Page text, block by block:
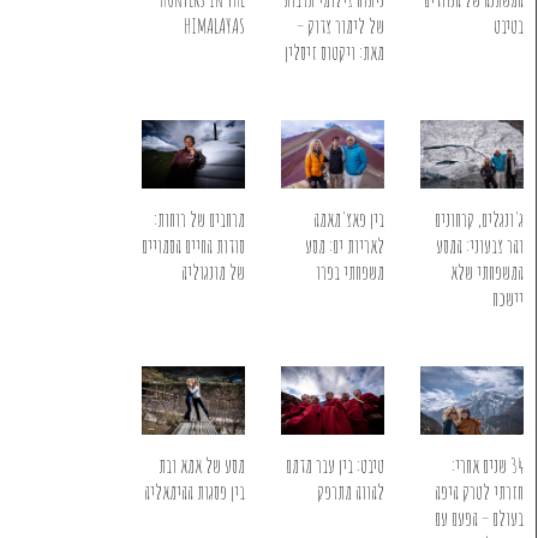
בטיבט
של לימור צדוק –
מאת: ויקטוס זיסלין
HIMALAYAS
ג'ונגלים, קרחונים
והר צבעוני: המסע
המשפחתי שלא
יישכח
בין פאצ'מאמה
לאריות ים: מסע
משפחתי בפרו
מרחבים של רוחות:
סודות החיים הסמויים
של מונגוליה
34 שנים אחרי:
חזרתי לטרק היפה
בעולם – הפעם עם
טיבט: בין עבר מדמם
להווה מתרפק
מסע של אמא ובת
בין פסגות ההימאליה